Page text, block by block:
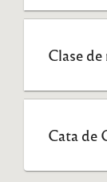
Clase
Cata de